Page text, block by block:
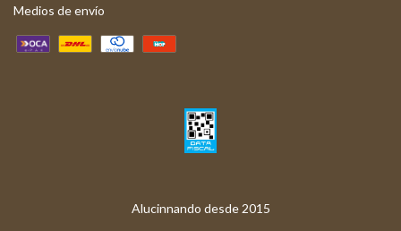
Medios de envío